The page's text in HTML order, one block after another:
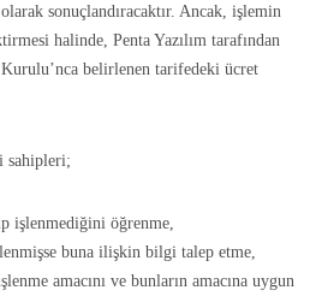
sonuçlandıracaktır. Ancak, işlemin
halinde, Penta Yazılım tarafından
belirlenen tarifedeki ücret
sahipleri;
işlenmediğini öğrenme,
buna ilişkin bilgi talep etme,
amacını ve bunların amacına uygun